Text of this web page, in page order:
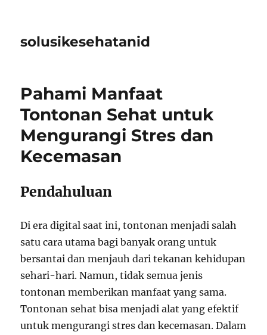
solusikesehatanid
Pahami Manfaat
Tontonan Sehat untuk
Mengurangi Stres dan
Kecemasan
Pendahuluan
Di era digital saat ini, tontonan menjadi salah
satu cara utama bagi banyak orang untuk
bersantai dan menjauh dari tekanan kehidupan
sehari-hari. Namun, tidak semua jenis
tontonan memberikan manfaat yang sama.
Tontonan sehat bisa menjadi alat yang efektif
untuk mengurangi stres dan kecemasan. Dalam